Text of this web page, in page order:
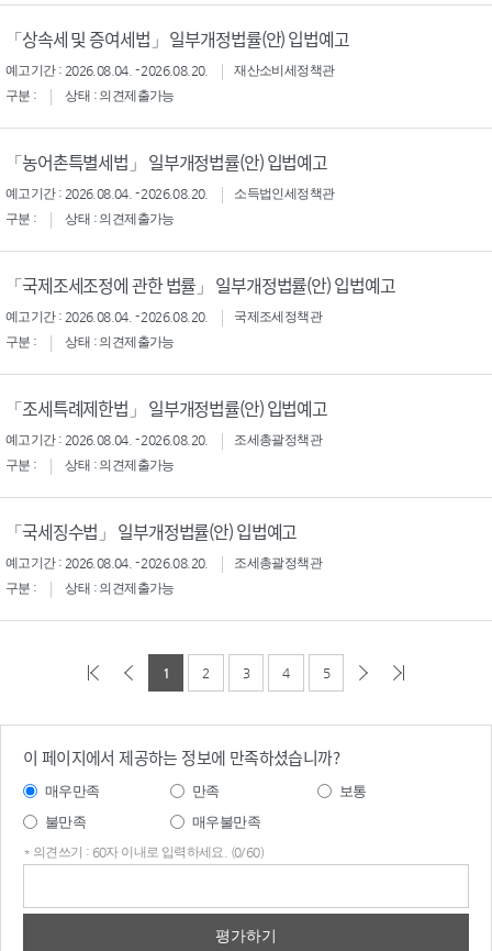
「상속세 및 증여세법」 일부개정법률(안) 입법예고
예고기간 : 2026.08.04. - 2026.08.20.
재산소비세정책관
구분 :
상태 : 의견제출가능
「농어촌특별세법」 일부개정법률(안) 입법예고
예고기간 : 2026.08.04. - 2026.08.20.
소득법인세정책관
구분 :
상태 : 의견제출가능
「국제조세조정에 관한 법률」 일부개정법률(안) 입법예고
예고기간 : 2026.08.04. - 2026.08.20.
국제조세정책관
구분 :
상태 : 의견제출가능
「조세특례제한법」 일부개정법률(안) 입법예고
예고기간 : 2026.08.04. - 2026.08.20.
조세총괄정책관
구분 :
상태 : 의견제출가능
「국세징수법」 일부개정법률(안) 입법예고
예고기간 : 2026.08.04. - 2026.08.20.
조세총괄정책관
구분 :
상태 : 의견제출가능
1 2 3 4 5
이 페이지에서 제공하는 정보에 만족하셨습니까?
매우만족 만족
보통
불만족
매우불만족
* 의견쓰기 : 60자 이내로 입력하세요. (0/60)